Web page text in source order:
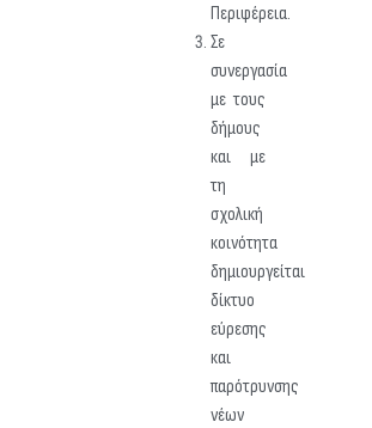
Περιφέρεια.
Σε
συνεργασία
με τους
δήμους
και με
τη
σχολική
κοινότητα
δημιουργείται
δίκτυο
εύρεσης
και
παρότρυνσης
νέων